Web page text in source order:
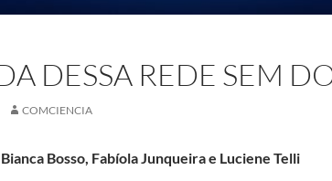
DESSA REDE SEM
COMCIENCIA
Bosso, Fabíola Junqueira e Luciene Telli